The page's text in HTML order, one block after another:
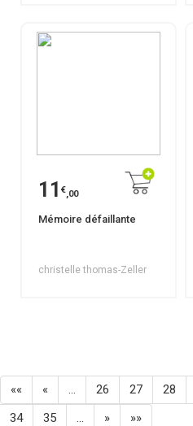
11 €,00
Mémoire défaillante
christelle thomas-Zeller
«« « … 26 27 28
34
35 … » »»